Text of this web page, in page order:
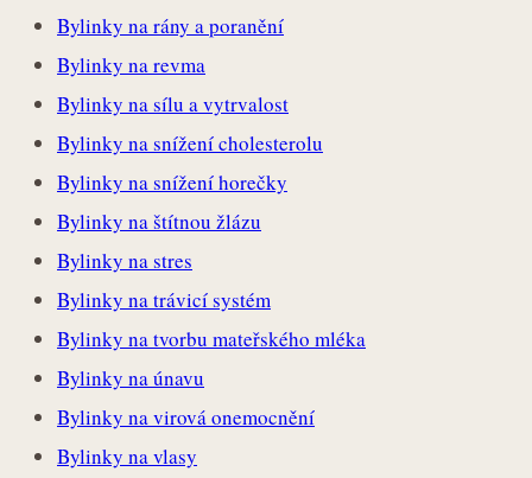
Bylinky na rány a poranění
Bylinky na revma
Bylinky na sílu a vytrvalost
Bylinky na snížení cholesterolu
Bylinky na snížení horečky
Bylinky na štítnou žlázu
Bylinky na stres
Bylinky na trávicí systém
Bylinky na tvorbu mateřského mléka
Bylinky na únavu
Bylinky na virová onemocnění
Bylinky na vlasy